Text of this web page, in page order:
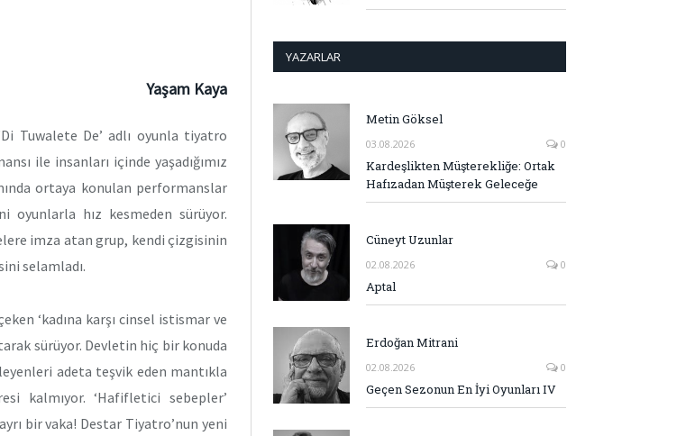
Yaşam Kaya
Tuwalete De’ adlı oyunla tiyatro
ile insanları içinde yaşadığımız
ortaya konulan performanslar
oyunlarla hız kesmeden sürüyor.
imza atan grup, kendi çizgisinin
selamladı.
‘kadına karşı cinsel istismar ve
sürüyor. Devletin hiç bir konuda
adeta teşvik eden mantıkla
kalmıyor. ‘Hafifletici sebepler’
bir vaka! Destar Tiyatro’nun yeni
YAZARLAR
Metin Göksel
03.08.2026 0
Kardeşlikten Müşterekliğe: Ortak
Hafızadan Müşterek Geleceğe
Cüneyt Uzunlar
02.08.2026 0
Aptal
Erdoğan Mitrani
02.08.2026 0
Geçen Sezonun En İyi Oyunları IV